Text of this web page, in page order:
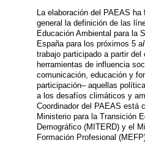
La elaboración del PAEAS
general la definición de las
Educación Ambiental para la
España para los próximos 5
trabajo participado a partir del
herramientas de influencia
comunicación, educación y
participación– aquellas
a los desafíos climáticos y
Coordinador del PAEAS está
Ministerio para la Transición
Demográfico (MITERD) y el
Formación Profesional